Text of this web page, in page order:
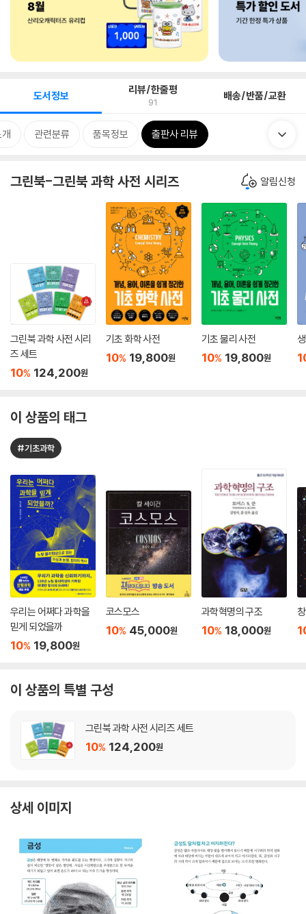
도서정보 리뷰/한줄평
91 배송/반품/교환
관련분류 품목정보 출판사 리뷰
그린북-그린북 과학 사전 시리즈 알림신청
그린북 과학 사전 시리
즈 세트
10% 124,200원
기초 화학 사전
10% 19,800원
기초 물리 사전
10% 19,800원
이 상품의 태그
#기초과학
우리는 어쩌다 과학을
믿게 되었을까
10% 19,800원
코스모스
10% 45,000원
과학혁명의 구조
10% 18,000원
이 상품의 특별 구성
그린북 과학 사전 시리즈 세트
10% 124,200원
상세 이미지